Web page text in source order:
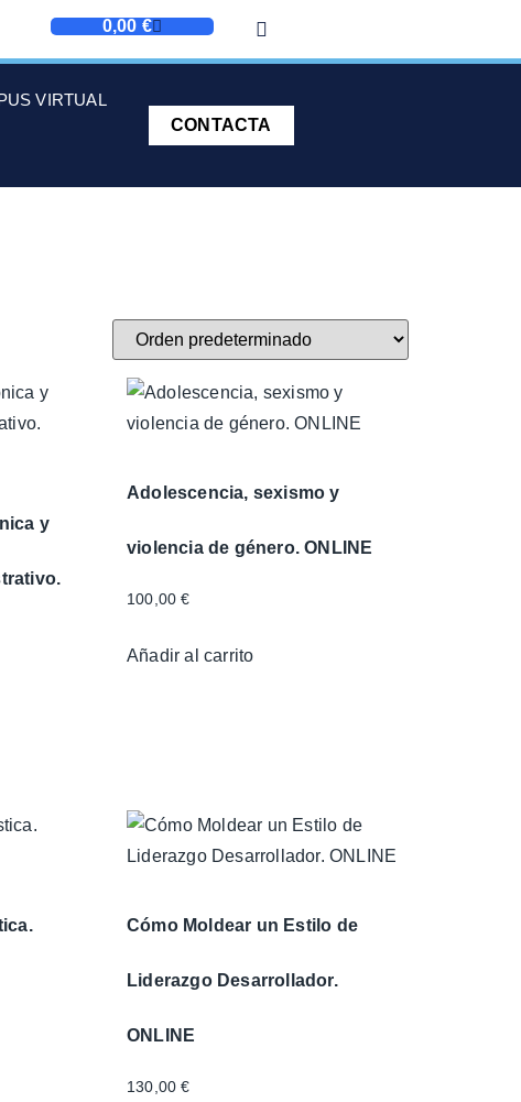
0,00 €
VIRTUAL
CONTACTA
y
Adolescencia, sexismo y
violencia de género. ONLINE
100,00€
Añadir al carrito
Cómo Moldear un Estilo de
Liderazgo Desarrollador.
ONLINE
130,00€